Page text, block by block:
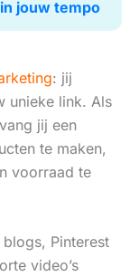
jouw tempo
: jij
unieke link. Als
jij een
te maken,
voorraad te
Pinterest
video’s